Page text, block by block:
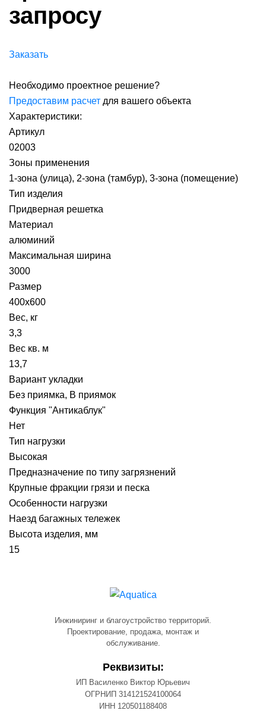
запросу
Заказать
Необходимо проектное решение?
Предоставим расчет для вашего объекта
Характеристики:
Артикул
02003
Зоны применения
1-зона (улица), 2-зона (тамбур), 3-зона (помещение)
Тип изделия
Придверная решетка
Материал
алюминий
Максимальная ширина
3000
Размер
400х600
Вес, кг
3,3
Вес кв. м
13,7
Вариант укладки
Без приямка, В приямок
Функция "Антикаблук"
Нет
Тип нагрузки
Высокая
Предназначение по типу загрязнений
Крупные фракции грязи и песка
Особенности нагрузки
Наезд багажных тележек
Высота изделия, мм
15
Инжиниринг и благоустройство территорий.
Проектирование, продажа, монтаж и
обслуживание.
Реквизиты:
ИП Василенко Виктор Юрьевич
ОГРНИП 314121524100064
ИНН 120501188408